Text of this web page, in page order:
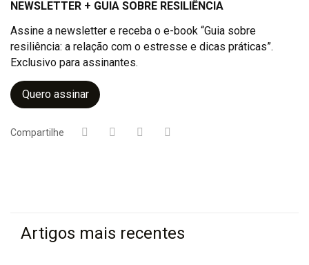
NEWSLETTER + GUIA SOBRE RESILIÊNCIA
Assine a newsletter e receba o e-book “Guia sobre
resiliência: a relação com o estresse e dicas práticas”.
Exclusivo para assinantes.
Quero assinar
Compartilhe
Artigos mais recentes